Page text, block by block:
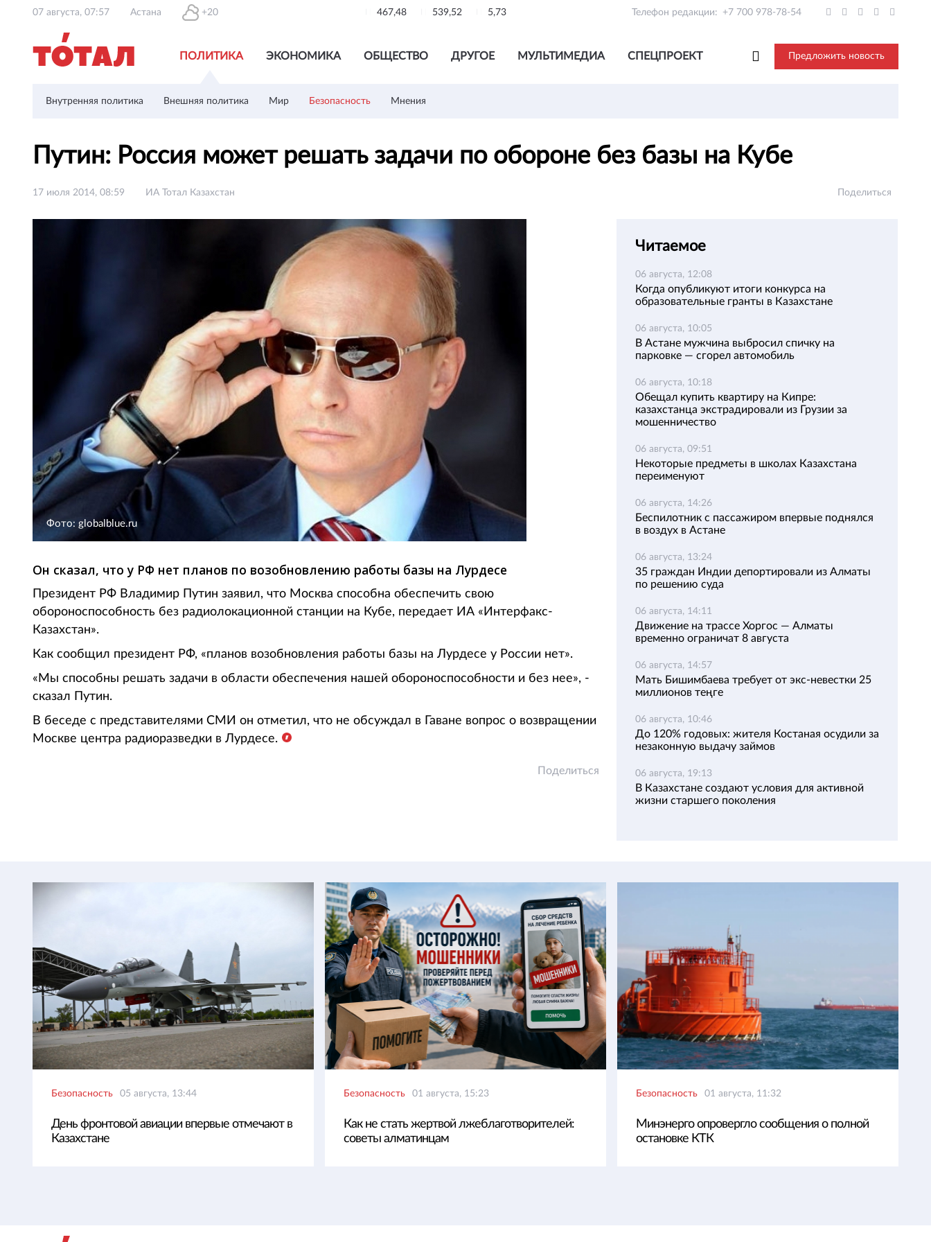
07 августа, 07:57 Астана +20 467,48 539,52 5,73 Телефон редакции: +7 700 978-78-54
ПОЛИТИКА ЭКОНОМИКА ОБЩЕСТВО ДРУГОЕ МУЛЬТИМЕДИА СПЕЦПРОЕКТ Предложить новость
Внутренняя политика Внешняя политика Мир Безопасность Мнения
Путин: Россия может решать задачи по обороне без базы на Кубе
17 июля 2014, 08:59 ИА Тотал Казахстан Поделиться
Фото: globalblue.ru
Он сказал, что у РФ нет планов по возобновлению работы базы на Лурдесе
Президент РФ Владимир Путин заявил, что Москва способна обеспечить свою
обороноспособность без радиолокационной станции на Кубе, передает ИА «Интерфакс-
Казахстан».
Как сообщил президент РФ, «планов возобновления работы базы на Лурдесе у России нет».
«Мы способны решать задачи в области обеспечения нашей обороноспособности и без нее», -
сказал Путин.
В беседе с представителями СМИ он отметил, что не обсуждал в Гаване вопрос о возвращении
Москве центра радиоразведки в Лурдесе.
Поделиться
Читаемое
06 августа, 12:08
Когда опубликуют итоги конкурса на
образовательные гранты в Казахстане
06 августа, 10:05
В Астане мужчина выбросил спичку на
парковке — сгорел автомобиль
06 августа, 10:18
Обещал купить квартиру на Кипре:
казахстанца экстрадировали из Грузии за
мошенничество
06 августа, 09:51
Некоторые предметы в школах Казахстана
переименуют
06 августа, 14:26
Беспилотник с пассажиром впервые поднялся
в воздух в Астане
06 августа, 13:24
35 граждан Индии депортировали из Алматы
по решению суда
06 августа, 14:11
Движение на трассе Хоргос — Алматы
временно ограничат 8 августа
06 августа, 14:57
Мать Бишимбаева требует от экс-невестки 25
миллионов теңге
06 августа, 10:46
До 120% годовых: жителя Костаная осудили за
незаконную выдачу займов
06 августа, 19:13
В Казахстане создают условия для активной
жизни старшего поколения
Безопасность 05 августа, 13:44
День фронтовой авиации впервые отмечают в
Казахстане
Безопасность 01 августа, 15:23
Как не стать жертвой лжеблаготворителей:
советы алматинцам
Безопасность 01 августа, 11:32
Минэнерго опровергло сообщения о полной
остановке КТК